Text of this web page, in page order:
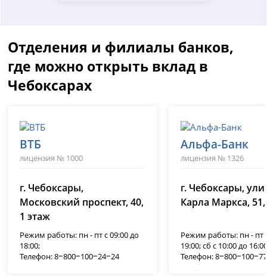
Отделения и филиалы банков,
где можно открыть вклад в
Чебоксарах
ВТБ
лицензия № 1000
г. Чебоксары,
Московский проспект, 40,
1 этаж
Режим работы: пн - пт с 09:00 до
18:00;
Телефон: 8‒800‒100‒24‒24
Альфа-Банк
лицензия № 1326
г. Чебоксары,
Карла Маркса,
Режим работы: пн - пт
19:00; сб с 10:00 до
Телефон: